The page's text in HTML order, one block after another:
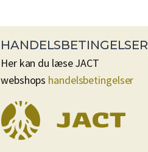
HANDELSBETINGELSER
Her kan du læse JACT
webshops handelsbetingelser